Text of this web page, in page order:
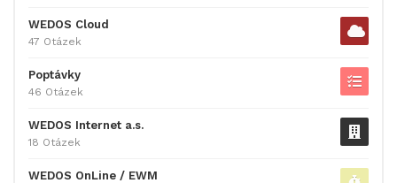
WEDOS Cloud
47 Otázek
Poptávky
46 Otázek
WEDOS Internet a.s.
18 Otázek
WEDOS OnLine / EWM